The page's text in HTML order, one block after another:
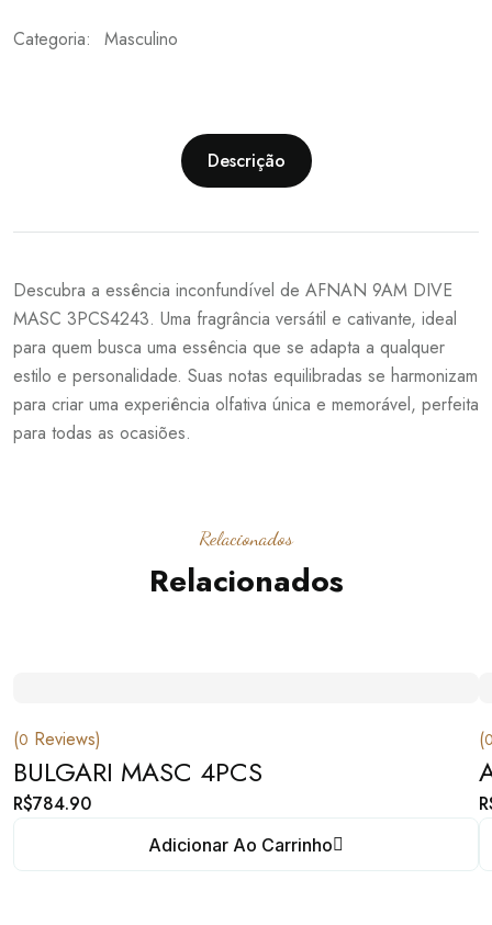
Categoria: Masculino
Descrição
Descubra a essência inconfundível de AFNAN 9AM DIVE
MASC 3PCS4243. Uma fragrância versátil e cativante, ideal
para quem busca uma essência que se adapta a qualquer
estilo e personalidade. Suas notas equilibradas se harmonizam
para criar uma experiência olfativa única e memorável, perfeita
para todas as ocasiões.
Relacionados
Relacionados
(0 Reviews)
BULGARI MASC 4PCS
R$784.90
Adicionar Ao Carrinho
(